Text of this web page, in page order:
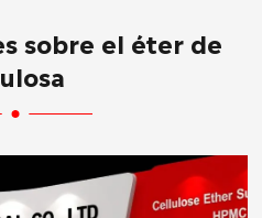
sobre el éter de